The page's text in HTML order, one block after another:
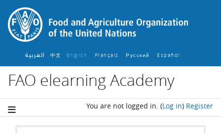
Skip to main content
العربية 中文 English ‎ Français ‎ Русский ‎ Español ‎
FAO elearning Academy
You are not logged in. (Log in) Register